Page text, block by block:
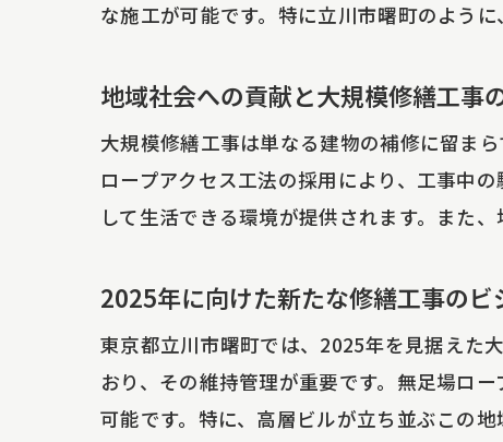
な施工が可能です。特に立川市曙町のよう
地域社会への貢献と大規模修繕工事
大規模修繕工事は単なる建物の補修に留ま
ロープアクセス工法の採用により、工事中
して生活できる環境が提供されます。また
2025年に向けた新たな修繕工事のビ
東京都立川市曙町では、2025年を見据えた
おり、その維持管理が重要です。無足場ロ
可能です。特に、高層ビルが立ち並ぶこの